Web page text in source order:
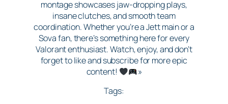
montage showcases jaw-dropping plays,
insane clutches, and smooth team
coordination. Whether you’re a Jett main or a
Sova fan, there’s something here for every
Valorant enthusiast. Watch, enjoy, and don’t
forget to like and subscribe for more epic
content!
»
Tags: